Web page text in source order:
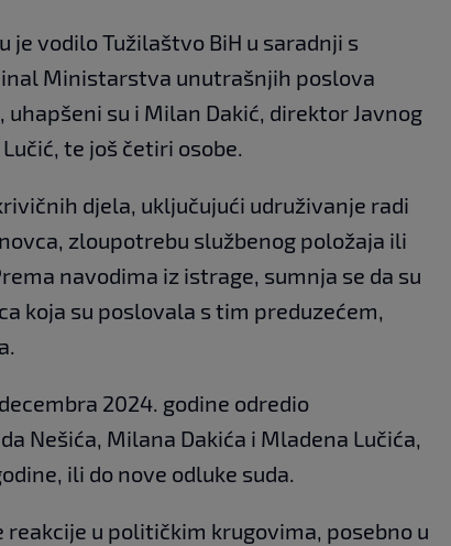
je vodilo Tužilaštvo BiH u saradnji s
Ministarstva unutrašnjih poslova
uhapšeni su i Milan Dakić, direktor Javnog
te još četiri osobe.
djela, uključujući udruživanje radi
zloupotrebu službenog položaja ili
navodima iz istrage, sumnja se da su
koja su poslovala s tim preduzećem,
2024. godine odredio
Nešića, Milana Dakića i Mladena Lučića,
ili do nove odluke suda.
reakcije u političkim krugovima, posebno u